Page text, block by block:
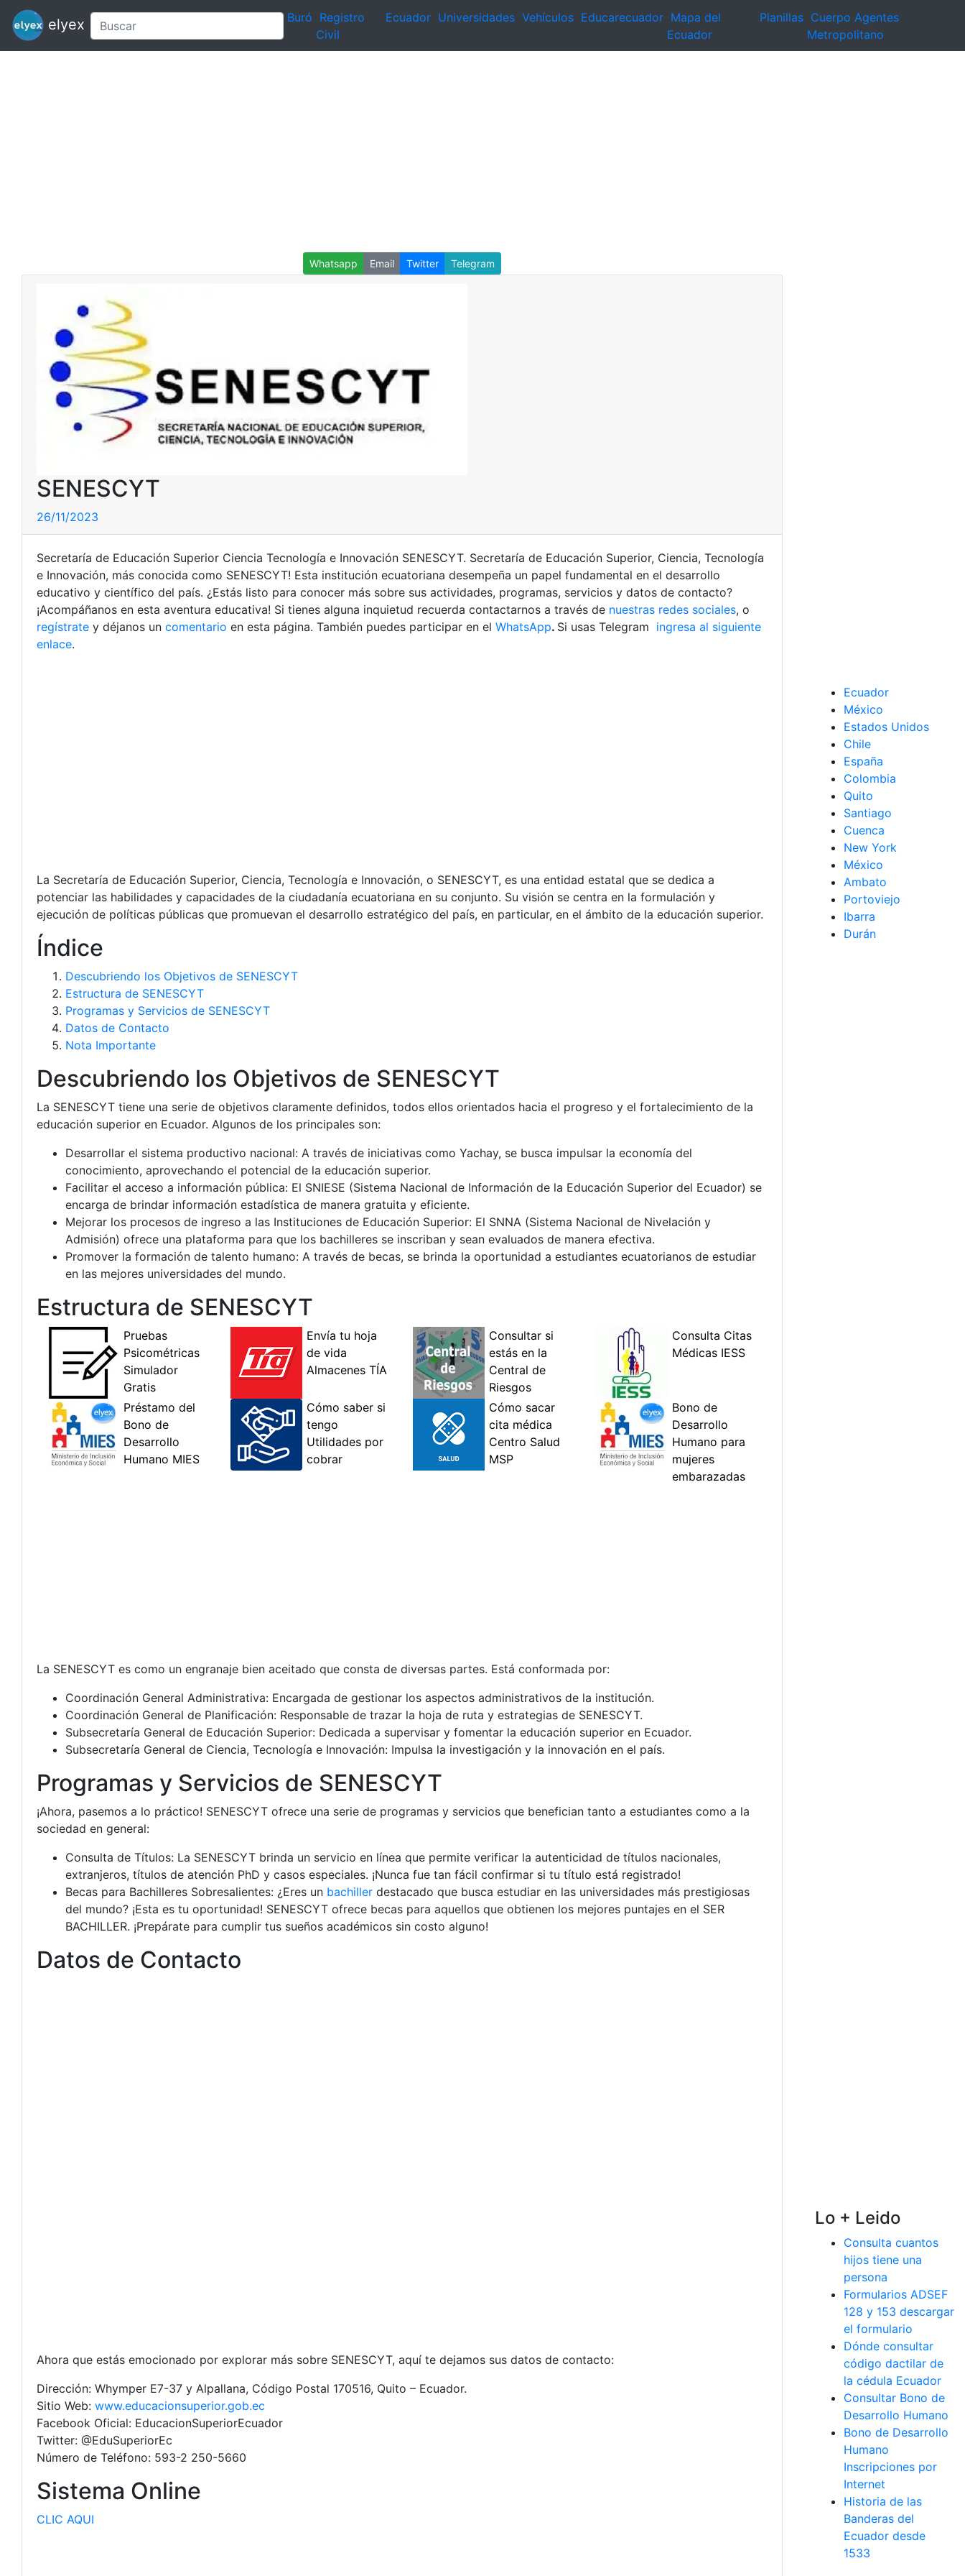
elyex Buró Registro
Civil
Ecuador Universidades Vehículos Educarecuador Mapa del
Ecuador
Planillas Cuerpo Agentes
Metropolitano
Whatsapp Email Twitter Telegram
SENESCYT
26/11/2023
Secretaría de Educación Superior Ciencia Tecnología e Innovación SENESCYT. Secretaría de Educación Superior, Ciencia, Tecnología
e Innovación, más conocida como SENESCYT! Esta institución ecuatoriana desempeña un papel fundamental en el desarrollo
educativo y científico del país. ¿Estás listo para conocer más sobre sus actividades, programas, servicios y datos de contacto?
¡Acompáñanos en esta aventura educativa! Si tienes alguna inquietud recuerda contactarnos a través de nuestras redes sociales, o
regístrate y déjanos un comentario en esta página. También puedes participar en el WhatsApp. Si usas Telegram ingresa al siguiente
enlace.
La Secretaría de Educación Superior, Ciencia, Tecnología e Innovación, o SENESCYT, es una entidad estatal que se dedica a
potenciar las habilidades y capacidades de la ciudadanía ecuatoriana en su conjunto. Su visión se centra en la formulación y
ejecución de políticas públicas que promuevan el desarrollo estratégico del país, en particular, en el ámbito de la educación superior.
Índice
Descubriendo los Objetivos de SENESCYT
Estructura de SENESCYT
Programas y Servicios de SENESCYT
Datos de Contacto
Nota Importante
Descubriendo los Objetivos de SENESCYT
La SENESCYT tiene una serie de objetivos claramente definidos, todos ellos orientados hacia el progreso y el fortalecimiento de la
educación superior en Ecuador. Algunos de los principales son:
Desarrollar el sistema productivo nacional: A través de iniciativas como Yachay, se busca impulsar la economía del
conocimiento, aprovechando el potencial de la educación superior.
Facilitar el acceso a información pública: El SNIESE (Sistema Nacional de Información de la Educación Superior del Ecuador) se
encarga de brindar información estadística de manera gratuita y eficiente.
Mejorar los procesos de ingreso a las Instituciones de Educación Superior: El SNNA (Sistema Nacional de Nivelación y
Admisión) ofrece una plataforma para que los bachilleres se inscriban y sean evaluados de manera efectiva.
Promover la formación de talento humano: A través de becas, se brinda la oportunidad a estudiantes ecuatorianos de estudiar
en las mejores universidades del mundo.
Estructura de SENESCYT
La SENESCYT es como un engranaje bien aceitado que consta de diversas partes. Está conformada por:
Coordinación General Administrativa: Encargada de gestionar los aspectos administrativos de la institución.
Coordinación General de Planificación: Responsable de trazar la hoja de ruta y estrategias de SENESCYT.
Subsecretaría General de Educación Superior: Dedicada a supervisar y fomentar la educación superior en Ecuador.
Subsecretaría General de Ciencia, Tecnología e Innovación: Impulsa la investigación y la innovación en el país.
Programas y Servicios de SENESCYT
¡Ahora, pasemos a lo práctico! SENESCYT ofrece una serie de programas y servicios que benefician tanto a estudiantes como a la
sociedad en general:
Consulta de Títulos: La SENESCYT brinda un servicio en línea que permite verificar la autenticidad de títulos nacionales,
extranjeros, títulos de atención PhD y casos especiales. ¡Nunca fue tan fácil confirmar si tu título está registrado!
Becas para Bachilleres Sobresalientes: ¿Eres un bachiller destacado que busca estudiar en las universidades más prestigiosas
del mundo? ¡Esta es tu oportunidad! SENESCYT ofrece becas para aquellos que obtienen los mejores puntajes en el SER
BACHILLER. ¡Prepárate para cumplir tus sueños académicos sin costo alguno!
Datos de Contacto
Ahora que estás emocionado por explorar más sobre SENESCYT, aquí te dejamos sus datos de contacto:
Dirección: Whymper E7-37 y Alpallana, Código Postal 170516, Quito – Ecuador.
Sitio Web: www.educacionsuperior.gob.ec
Facebook Oficial: EducacionSuperiorEcuador
Twitter: @EduSuperiorEc
Número de Teléfono: 593-2 250-5660
Sistema Online
CLIC AQUI
Ecuador
México
Estados Unidos
Chile
España
Colombia
Quito
Santiago
Cuenca
New York
México
Ambato
Portoviejo
Ibarra
Durán
Lo + Leido
Consulta cuantos
hijos tiene una
persona
Formularios ADSEF
128 y 153 descargar
el formulario
Dónde consultar
código dactilar de
la cédula Ecuador
Consultar Bono de
Desarrollo Humano
Bono de Desarrollo
Humano
Inscripciones por
Internet
Historia de las
Banderas del
Ecuador desde
1533